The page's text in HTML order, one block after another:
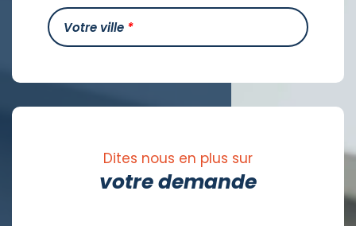
Votre ville *
Dites nous en plus sur
votre demande